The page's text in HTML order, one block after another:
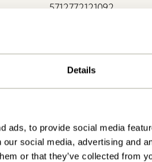
Details
ads, to provide social media
social media, advertising and
or that they’ve collected from
5712772121092
7x2,5xh13cm
80
Indendørs